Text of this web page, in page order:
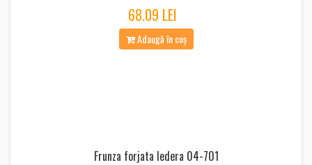
68.09 LEI
Adaugă în coș
Frunza forjata Iedera 04-701